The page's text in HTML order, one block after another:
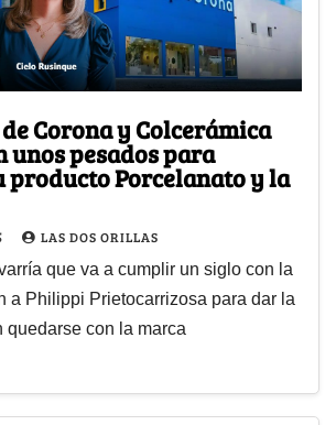
Corona y Colcerámica
pesados para
LAS DOS ORILLAS
que va a cumplir un siglo con la
a Philippi Prietocarrizosa para dar la
quedarse con la marca